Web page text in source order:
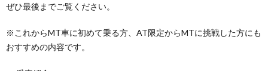
ぜひ最後までご覧ください。
※これからMT車に初めて乗る方、AT限定からMTに挑戦した方にも
おすすめの内容です。